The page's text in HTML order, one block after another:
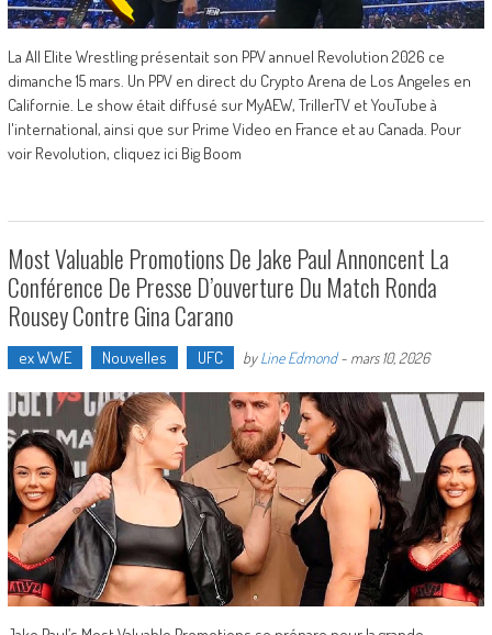
La All Elite Wrestling présentait son PPV annuel Revolution 2026 ce
dimanche 15 mars. Un PPV en direct du Crypto Arena de Los Angeles en
Californie. Le show était diffusé sur MyAEW, TrillerTV et YouTube à
l'international, ainsi que sur Prime Video en France et au Canada. Pour
voir Revolution, cliquez ici Big Boom
Most Valuable Promotions De Jake Paul Annoncent La
Conférence De Presse D’ouverture Du Match Ronda
Rousey Contre Gina Carano
ex WWE Nouvelles UFC byLine Edmond- mars 10, 2026